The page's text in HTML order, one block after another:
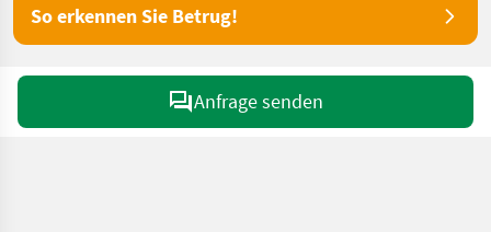
So erkennen Sie Betrug!
Anfrage senden